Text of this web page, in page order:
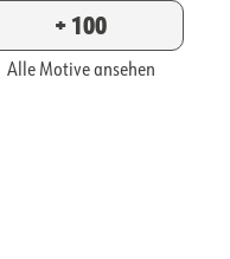
+ 100
Alle Motive ansehen